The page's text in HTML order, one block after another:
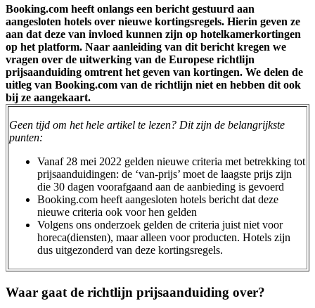
Booking.com heeft onlangs een bericht gestuurd aan
aangesloten hotels over nieuwe kortingsregels. Hierin geven ze
aan dat deze van invloed kunnen zijn op hotelkamerkortingen
op het platform. Naar aanleiding van dit bericht kregen we
vragen over de uitwerking van de Europese richtlijn
prijsaanduiding omtrent het geven van kortingen. We delen de
uitleg van Booking.com van de richtlijn niet en hebben dit ook
bij ze aangekaart.
Geen tijd om het hele artikel te lezen? Dit zijn de belangrijkste
punten:
Vanaf 28 mei 2022 gelden nieuwe criteria met betrekking tot
prijsaanduidingen: de ‘van-prijs’ moet de laagste prijs zijn
die 30 dagen voorafgaand aan de aanbieding is gevoerd
Booking.com heeft aangesloten hotels bericht dat deze
nieuwe criteria ook voor hen gelden
Volgens ons onderzoek gelden de criteria juist niet voor
horeca(diensten), maar alleen voor producten. Hotels zijn
dus uitgezonderd van deze kortingsregels.
Waar gaat de richtlijn prijsaanduiding over?